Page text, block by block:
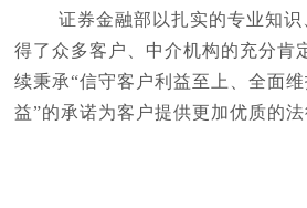
证券金融部以扎实的专业知识
得了众多客户、中介机构的充分肯
续秉承“信守客户利益至上、全面
益”的承诺为客户提供更加优质的法